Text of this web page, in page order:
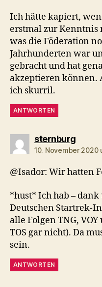
Ich hätte kapiert,
erstmal zur Kenntnis
was die Föderation
Jahrhunderten war
gebracht und hat
akzeptieren können.
ich skurril.
ANTWORTEN
sternburgsagt:
10. November 2020
@Isador: Wir hatten
*hust* Ich hab –
Deutschen Startrek-
alle Folgen TNG,
TOS gar nicht). Da
sein.
ANTWORTEN